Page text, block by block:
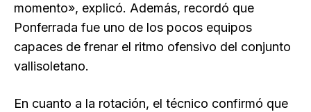
momento», explicó. Además, recordó que
Ponferrada fue uno de los pocos equipos
capaces de frenar el ritmo ofensivo del conjunto
vallisoletano.
En cuanto a la rotación, el técnico confirmó que